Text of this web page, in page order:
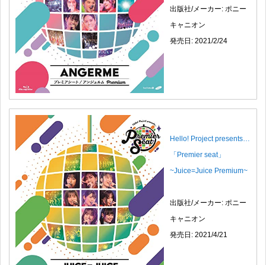
出版社/メーカー: ポニー
キャニオン
発売日: 2021/2/24
Hello! Project presents…
「Premier seat」
~Juice=Juice Premium~
出版社/メーカー: ポニー
キャニオン
発売日: 2021/4/21